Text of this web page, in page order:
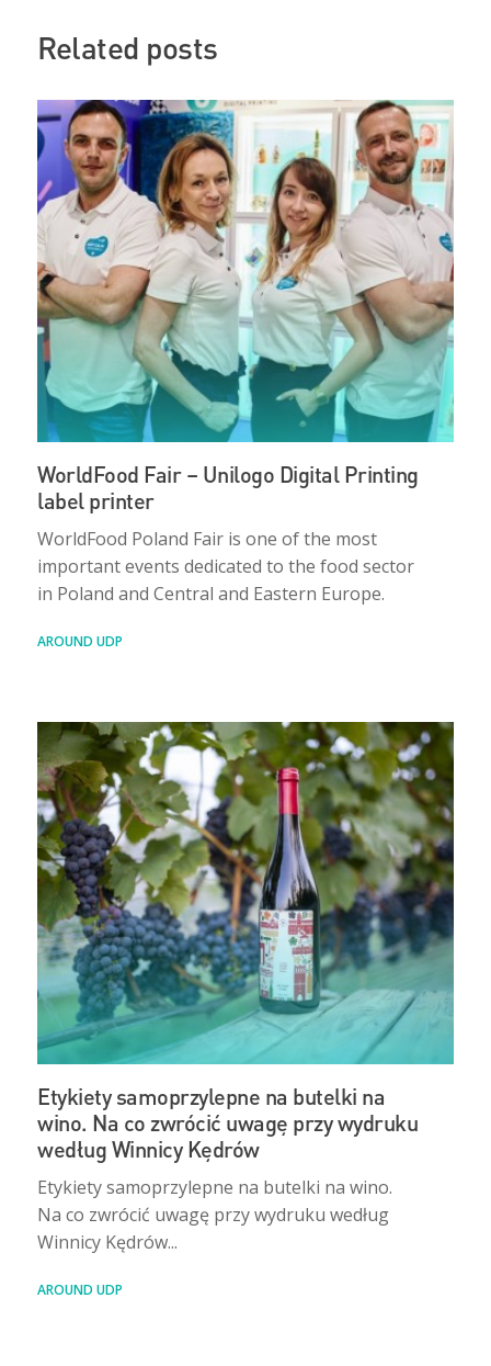
Related posts
WorldFood Fair – Unilogo Digital Printing
label printer
WorldFood Poland Fair is one of the most
important events dedicated to the food sector
in Poland and Central and Eastern Europe.
AROUND UDP
Etykiety samoprzylepne na butelki na
wino. Na co zwrócić uwagę przy wydruku
według Winnicy Kędrów
Etykiety samoprzylepne na butelki na wino.
Na co zwrócić uwagę przy wydruku według
Winnicy Kędrów...
AROUND UDP